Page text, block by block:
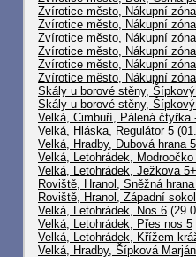
Zvírotice město, Nákupní
Zvírotice město, Nákupní
Zvírotice město, Nákupní
Zvírotice město, Nákupní
Zvírotice město, Nákupní
Zvírotice město, Nákupní
Skály u borové stěny,
Skály u borové stěny,
Velká, Cimbuří, Pálená čtyřka
Velká, Hláska, Regulátor 5
Velká, Hradby, Dubová hrana
Velká, Letohrádek, Modroočko
Velká, Letohrádek, Ježkova 5+
Roviště, Hranol, Sněžná
Roviště, Hranol, Západní
Velká, Letohrádek, Nos 6
Velká, Letohrádek, Přes nos 5
Velká, Letohrádek, Křížem
Velká, Hradby, Šípková